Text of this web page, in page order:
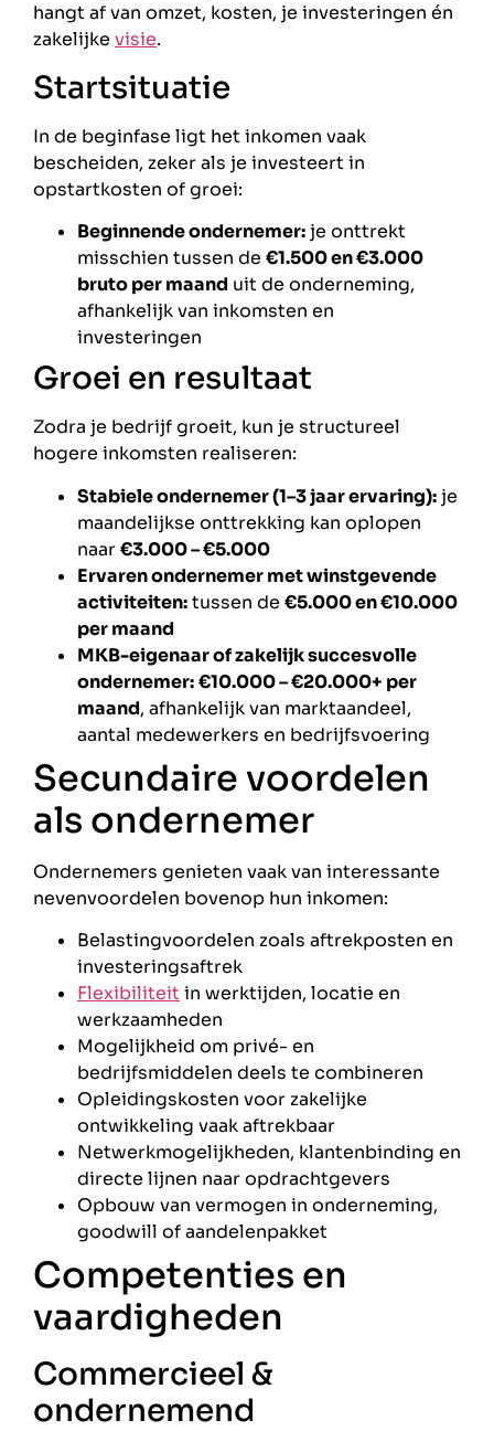
hangt af van omzet, kosten, je investeringen én
zakelijke visie.
Startsituatie
In de beginfase ligt het inkomen vaak
bescheiden, zeker als je investeert in
opstartkosten of groei:
Beginnende ondernemer:je onttrekt
misschien tussen de €1.500 en €3.000
bruto per maand uit de onderneming,
afhankelijk van inkomsten en
investeringen
Groei en resultaat
Zodra je bedrijf groeit, kun je structureel
hogere inkomsten realiseren:
Stabiele ondernemer (1–3 jaar ervaring):je
maandelijkse onttrekking kan oplopen
naar€3.000 – €5.000
Ervaren ondernemer met winstgevende
activiteiten:tussen de €5.000 en €10.000
per maand
MKB-eigenaar of zakelijk succesvolle
ondernemer:€10.000 – €20.000+ per
maand, afhankelijk van marktaandeel,
aantal medewerkers en bedrijfsvoering
Secundaire voordelen
als ondernemer
Ondernemers genieten vaak van interessante
nevenvoordelen bovenop hun inkomen:
Belastingvoordelen zoals aftrekposten en
investeringsaftrek
Flexibiliteit in werktijden, locatie en
werkzaamheden
Mogelijkheid om privé- en
bedrijfsmiddelen deels te combineren
Opleidingskosten voor zakelijke
ontwikkeling vaak aftrekbaar
Netwerkmogelijkheden, klantenbinding en
directe lijnen naar opdrachtgevers
Opbouw van vermogen in onderneming,
goodwill of aandelenpakket
Competenties en
vaardigheden
Commercieel &
ondernemend